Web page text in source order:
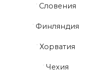
Словения
Финляндия
Хорватия
Чехия